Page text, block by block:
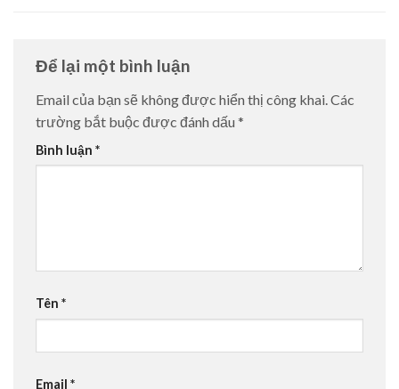
Để lại một bình luận
Email của bạn sẽ không được hiển thị công khai. Các
trường bắt buộc được đánh dấu *
Bình luận *
Tên *
Email *